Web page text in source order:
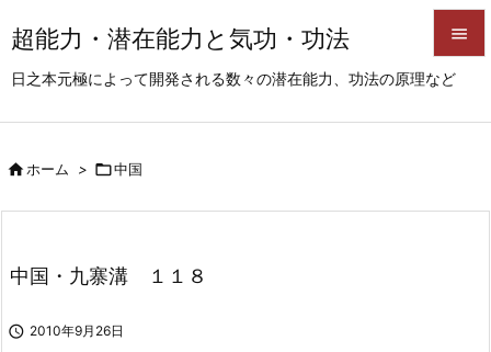
超能力・潜在能力と気功・功法
日之本元極によって開発される数々の潜在能力、功法の原理など


前へ
ホーム > 中国
中国・九寨溝 １１８
 2010年9月26日